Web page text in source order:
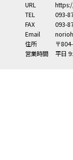
URL
TEL
093-
FAX
093-
Email
住所
〒
営業時間
平日